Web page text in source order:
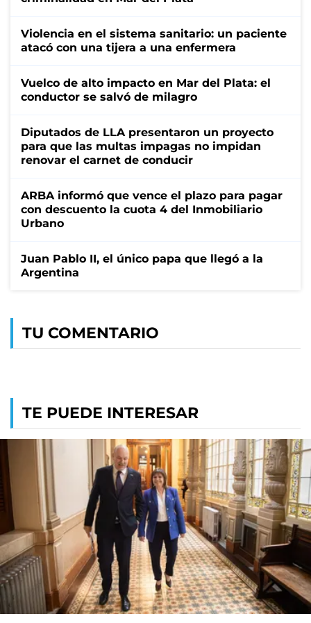
Violencia en el sistema sanitario: un paciente
atacó con una tijera a una enfermera
Vuelco de alto impacto en Mar del Plata: el
conductor se salvó de milagro
Diputados de LLA presentaron un proyecto
para que las multas impagas no impidan
renovar el carnet de conducir
ARBA informó que vence el plazo para pagar
con descuento la cuota 4 del Inmobiliario
Urbano
Juan Pablo II, el único papa que llegó a la
Argentina
TU COMENTARIO
TE PUEDE INTERESAR